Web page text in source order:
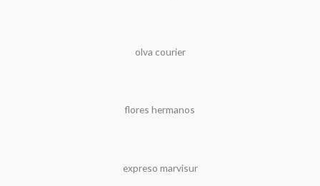
olva courier
flores hermanos
expreso marvisur